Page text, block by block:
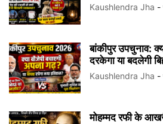
Kaushlendra Jha -
बांकीपुर उपचुनाव:
दरकेगा या बदलेगी
Kaushlendra Jha -
मोहम्मद रफी के